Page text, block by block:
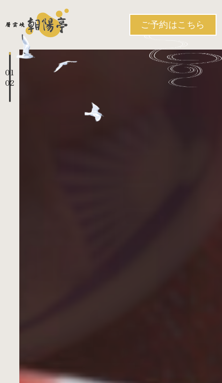
ご予約はこちら